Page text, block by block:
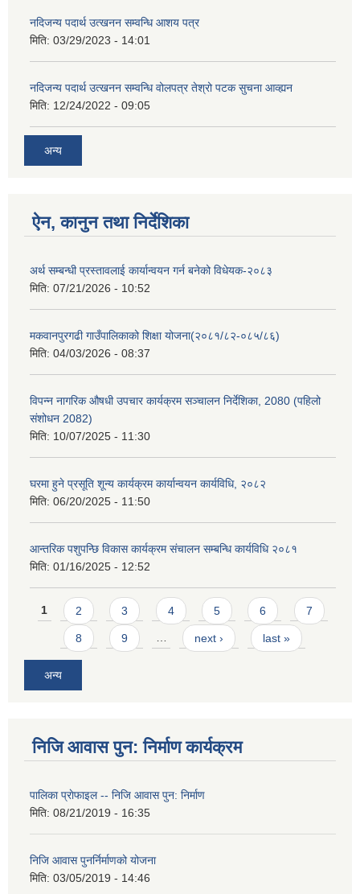
नदिजन्य पदार्थ उत्खनन सम्वन्धि आशय पत्र
मिति: 03/29/2023 - 14:01
नदिजन्य पदार्थ उत्खनन सम्वन्धि वोलपत्र तेश्रो पटक सुचना आव्ह्यन
मिति: 12/24/2022 - 09:05
अन्य
ऐन, कानुन तथा निर्देशिका
अर्थ सम्बन्धी प्रस्तावलाई कार्यान्वयन गर्न बनेको विधेयक-२०८३
मिति: 07/21/2026 - 10:52
मकवानपुरगढी गाउँपालिकाको शिक्षा योजना(२०८१/८२-०८५/८६)
मिति: 04/03/2026 - 08:37
विपन्न नागरिक औषधी उपचार कार्यक्रम सञ्चालन निर्देशिका, 2080 (पहिलो
संशोधन 2082)
मिति: 10/07/2025 - 11:30
घरमा हुने प्रसूति शून्य कार्यक्रम कार्यान्वयन कार्यविधि, २०८२
मिति: 06/20/2025 - 11:50
आन्तरिक पशुपन्छि विकास कार्यक्रम संचालन सम्बन्धि कार्यविधि २०८१
मिति: 01/16/2025 - 12:52
Pages
1 2 3 4 5 6 7
8 9 … next › last »
अन्य
निजि आवास पुन: निर्माण कार्यक्रम
पालिका प्राेफाइल -- निजि आवास पुन: निर्माण
मिति: 08/21/2019 - 16:35
निजि आवास पुनर्निर्माणको योजना
मिति: 03/05/2019 - 14:46